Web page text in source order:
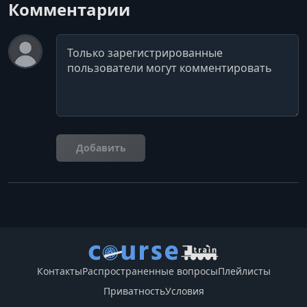
Комментарии
Комментарий
Добавить
КонтактыРаспространенные вопросыПлейлисты
ПриватностьУсловия